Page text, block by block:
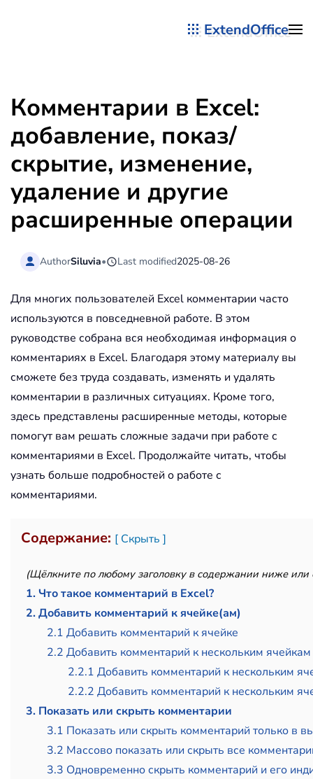
ExtendOffice
Комментарии в Excel:
добавление, показ/
скрытие, изменение,
удаление и другие
расширенные операции
AuthorSiluvia• Last modified2025-08-26
Для многих пользователей Excel комментарии часто
используются в повседневной работе. В этом
руководстве собрана вся необходимая информация о
комментариях в Excel. Благодаря этому материалу вы
сможете без труда создавать, изменять и удалять
комментарии в различных ситуациях. Кроме того,
здесь представлены расширенные методы, которые
помогут вам решать сложные задачи при работе с
комментариями в Excel. Продолжайте читать, чтобы
узнать больше подробностей о работе с
комментариями.
Содержание: [ Скрыть ]
(Щёлкните по любому заголовку в содержании ниже или
1. Что такое комментарий в Excel?
2. Добавить комментарий к ячейке(ам)
2.1 Добавить комментарий к ячейке
2.2 Добавить комментарий к нескольким ячейкам
2.2.1 Добавить комментарий к нескольким
2.2.2 Добавить комментарий к нескольким
3. Показать или скрыть комментарии
3.1 Показать или скрыть комментарий только в
3.2 Массово показать или скрыть все
3.3 Одновременно скрыть комментарий и его